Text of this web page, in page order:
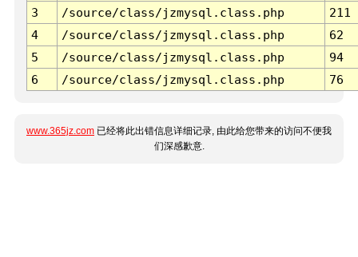
3 /source/class/jzmysql.class.php
211
4
/source/class/jzmysql.class.php
62
5
/source/class/jzmysql.class.php
94
6
/source/class/jzmysql.class.php 76
www.365jz.com 已经将此出错信息详细记录, 由此给您带来的访问不便我
们深感歉意.